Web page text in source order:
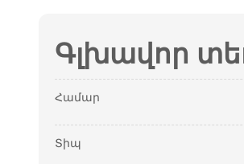
Գլխավոր
Համար
Տիպ